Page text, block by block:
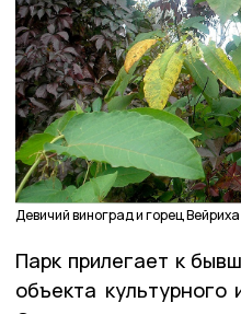
Девичий виноград и горец Вейриха
Парк прилегает к
объекта культурного